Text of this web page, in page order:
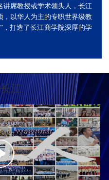
讲席教授或学术领头人，长江
，以华人为主的专职世界级教
，打造了长江商学院深厚的学
江